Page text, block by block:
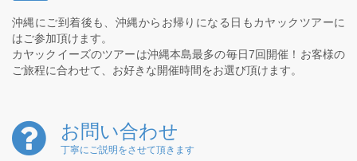
沖縄にご到着後も、沖縄からお帰りになる日もカヤックツアーに
はご参加頂けます。
カヤックイーズのツアーは沖縄本島最多の毎日7回開催！お客様の
ご旅程に合わせて、お好きな開催時間をお選び頂けます。
お問い合わせ
丁寧にご説明をさせて頂きます